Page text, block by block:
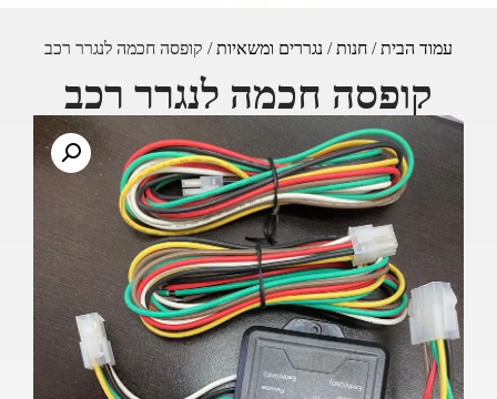
עמוד הבית/חנות/נגררים ומשאיות/ קופסה חכמה לנגרר רכב
קופסה חכמה לנגרר רכב